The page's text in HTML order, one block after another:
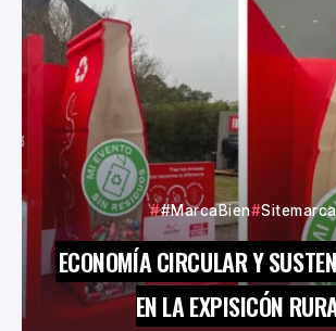
#MarcaBien Sitemarca
ECONOMÍA CIRCULAR Y
EN LA EXPISICÓN